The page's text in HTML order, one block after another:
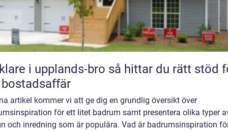
i upplands-bro så hittar du rätt stöd för
artikel kommer vi att ge dig en grundlig översikt över
för ett litet badrum samt presentera olika typer
och inredning som är populära. Vad är badrumsinspiration